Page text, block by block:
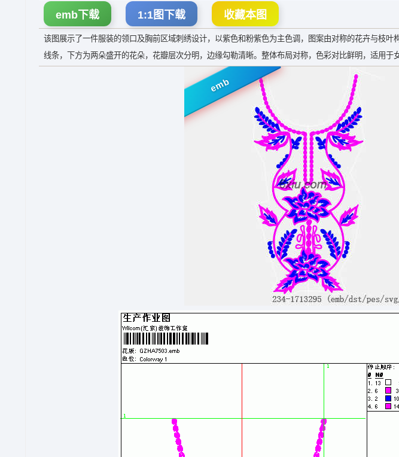
emb下载 1:1图下载 收藏本图
该图展示了一件服装的领口及胸前区域刺绣设计，以紫色和粉紫色为主色调，图案由对称的花卉与枝
线条，下方为两朵盛开的花朵，花瓣层次分明，边缘勾勒清晰。整体布局对称，色彩对比鲜明，适用于
emb